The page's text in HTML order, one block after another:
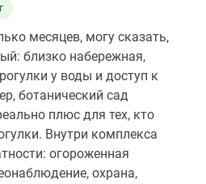
месяцев, могу сказать,
близко набережная,
у воды и доступ к
ботанический сад
плюс для тех, кто
Внутри комплекса
огороженная
охрана,